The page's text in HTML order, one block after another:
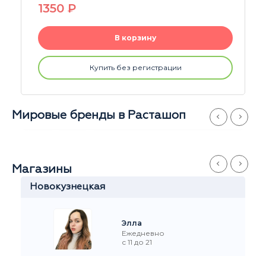
1350 P
В корзину
Купить без регистрации
Мировые бренды в Расташоп
Магазины
Новокузнецкая
Элла
Ежедневно
с 11 до 21